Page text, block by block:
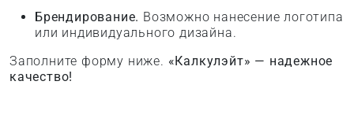
Брендирование. Возможно нанесение логотипа
или индивидуального дизайна.
Заполните форму ниже. «Калкулэйт» — надежное
качество!